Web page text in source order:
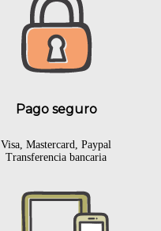
Pago seguro
Visa, Mastercard, Paypal
Transferencia bancaria